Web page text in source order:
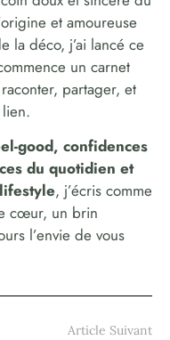
et amoureuse
la déco, j’ai lancé ce
un carnet
partager, et
good, confidences
du quotidien et
, j’écris comme
cœur, un brin
l’envie de vous
Article Suivant